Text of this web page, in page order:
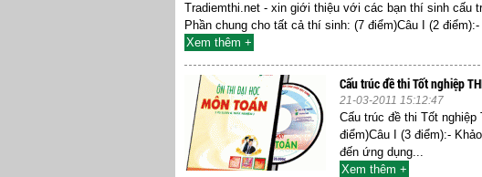
Tradiemthi.net - xin giới thiệu với các bạn thí sinh cấu
Phần chung cho tất cả thí sinh: (7 điểm)Câu I (2
Xem thêm +
Cấu trúc đề thi Tốt nghiệp
21-03-2011 15:12:47
Cấu trúc đề thi Tốt
điểm)Câu I (3 điểm):-
đến ứng dụng...
Xem thêm +